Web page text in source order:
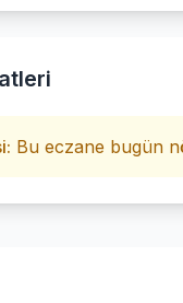
Bu eczane bugün